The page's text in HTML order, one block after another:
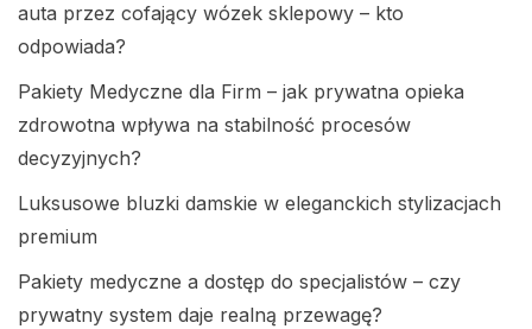
auta przez cofający wózek sklepowy – kto
odpowiada?
Pakiety Medyczne dla Firm – jak prywatna opieka
zdrowotna wpływa na stabilność procesów
decyzyjnych?
Luksusowe bluzki damskie w eleganckich stylizacjach
premium
Pakiety medyczne a dostęp do specjalistów – czy
prywatny system daje realną przewagę?